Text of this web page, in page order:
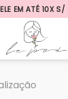
EM ATÉ 10X